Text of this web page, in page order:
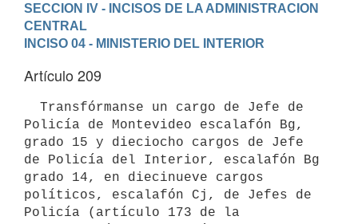
SECCION IV - INCISOS DE LA ADMINISTRACION
CENTRAL
INCISO 04 - MINISTERIO DEL INTERIOR
Artículo 209
Policía de Montevideo escalafón Bg,
grado 15 y dieciocho cargos de Jefe
de Policía del Interior, escalafón Bg
grado 14, en diecinueve cargos
políticos, escalafón Cj, de Jefes de
Policía (artículo 173 de la